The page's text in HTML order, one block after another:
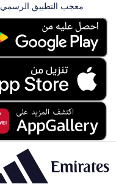
معجب التطبيق الرسمي